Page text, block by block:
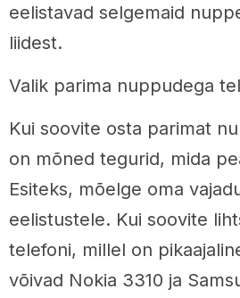
eelistavad selgemaid
liidest.
Valik parima nuppudega
Kui soovite osta parimat
on mõned tegurid, mida
Esiteks, mõelge oma
eelistustele. Kui soovite
telefoni, millel on
võivad Nokia 3310 ja